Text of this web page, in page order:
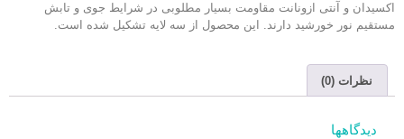
اکسیدان و آنتی ازونانت مقاومت بسیار مطلوبی در شرایط جوی و تابش
مستقیم نور خورشید دارند. این محصول از سه لایه تشکیل شده است.
نظرات (0)
دیدگاهها